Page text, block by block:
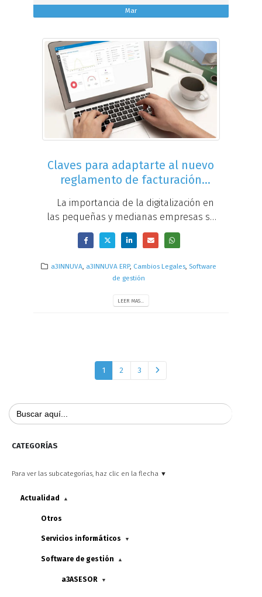
Mar
Claves para adaptarte al nuevo
reglamento de facturación
las pequeñas y medianas empresas se
ha visto acelerada en los últimos
tiempos debido a distintos factores. Si
hojas de cálculo, en esta sesión
a3INNUVA, a3INNUVA ERP,Cambios Legales, Software
de gestión
LEER MAS...
1 2 3
Buscar:
CATEGORÍAS
Para ver las subcategorías, haz clic en la flecha ▼
Actualidad ▲
Otros
Servicios informáticos ▼
Software de gestión ▲
a3ASESOR ▼